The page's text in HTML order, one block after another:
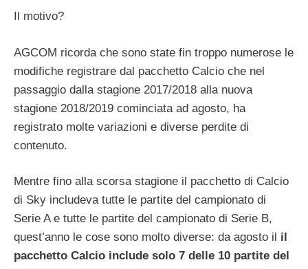
Il motivo?
AGCOM ricorda che sono state fin troppo numerose le
modifiche registrare dal pacchetto Calcio che nel
passaggio dalla stagione 2017/2018 alla nuova
stagione 2018/2019 cominciata ad agosto, ha
registrato molte variazioni e diverse perdite di
contenuto.
Mentre fino alla scorsa stagione il pacchetto di Calcio
di Sky includeva tutte le partite del campionato di
Serie A e tutte le partite del campionato di Serie B,
quest’anno le cose sono molto diverse: da agosto il il
pacchetto Calcio include solo 7 delle 10 partite del